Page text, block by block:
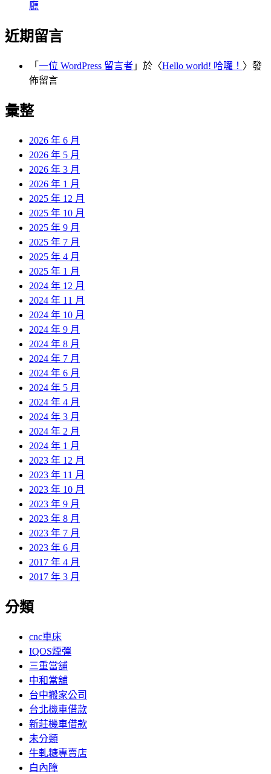
廳
近期留言
「 一位 WordPress 留言者 」於〈Hello world! 哈囉！ 〉發
佈留言
彙整
2026 年 6 月
2026 年 5 月
2026 年 3 月
2026 年 1 月
2025 年 12 月
2025 年 10 月
2025 年 9 月
2025 年 7 月
2025 年 4 月
2025 年 1 月
2024 年 12 月
2024 年 11 月
2024 年 10 月
2024 年 9 月
2024 年 8 月
2024 年 7 月
2024 年 6 月
2024 年 5 月
2024 年 4 月
2024 年 3 月
2024 年 2 月
2024 年 1 月
2023 年 12 月
2023 年 11 月
2023 年 10 月
2023 年 9 月
2023 年 8 月
2023 年 7 月
2023 年 6 月
2017 年 4 月
2017 年 3 月
分類
cnc車床
IQOS煙彈
三重當舖
中和當舖
台中搬家公司
台北機車借款
新莊機車借款
未分類
牛軋糖專賣店
白內障